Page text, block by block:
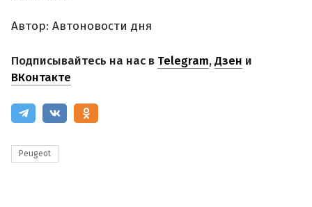
Автор: Автоновости дня
Подписывайтесь на нас в Telegram,Дзен и
ВКонтакте
Peugeot